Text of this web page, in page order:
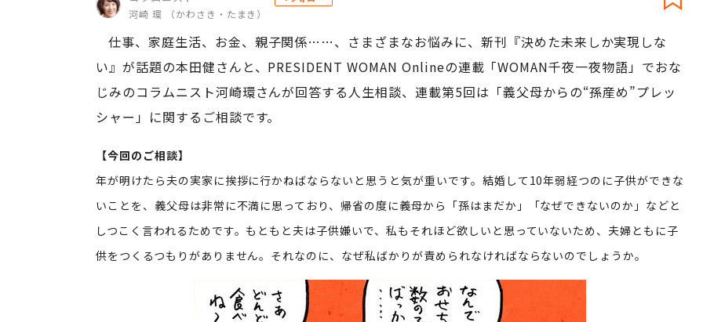
河崎 環 （かわさき・たまき）
仕事、家庭生活、お金、親子関係……、さまざまなお悩みに、新刊『決めた未来しか実現しな
い』が話題の本田健さんと、PRESIDENT WOMAN Onlineの連載「WOMAN千夜一夜物語」でおな
じみのコラムニスト河崎環さんが回答する人生相談、連載第5回は「義父母からの“孫産め”プレッ
シャー」に関するご相談です。
【今回のご相談】
年が明けたら夫の実家に挨拶に行かねばならないと思うと気が重いです。結婚して10年弱経つのに子供ができな
いことを、義父母は非常に不満に思っており、帰省の度に義母から「孫はまだか」「なぜできないのか」などと
しつこく言われるためです。もともと夫は子供嫌いで、私もそれほど欲しいと思っていないため、夫婦ともに子
供をつくるつもりがありません。それなのに、なぜ私ばかりが責められなければならないのでしょうか。